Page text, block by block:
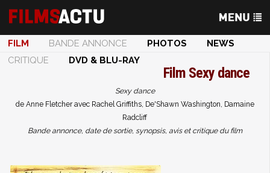
FILM BANDE ANNONCE PHOTOS
NEWS
CRITIQUE
DVD & BLU-RAY
Film Sexy dance
Sexy dance
de Anne Fletcher avec Rachel Griffiths, De'Shawn Washington, Damaine
Radcliff
Bande annonce, date de sortie, synopsis, avis et critique du film